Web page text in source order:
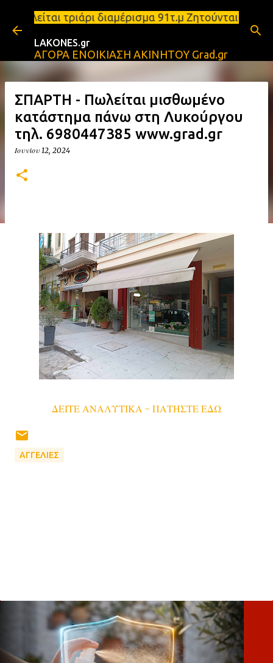
Μετάβαση στο κύριο περιεχόμενο
τριάρι διαμέρισμα 91τ.μ Ζητούνται
LAKONES.gr
ΑΓΟΡΑ ΕΝΟΙΚΙΑΣΗ ΑΚΙΝΗΤΟΥ Grad.gr
ΣΠΑΡΤΗ - Πωλείται μισθωμένο
κατάστημα πάνω στη Λυκούργου
τηλ. 6980447385 www.grad.gr
Ιουνίου 12, 2024
ΔΕΙΤΕ ΑΝΑΛΥΤΙΚΑ - ΠΑΤΗΣΤΕ ΕΔΩ
ΑΓΓΕΛΙΕΣ
λ